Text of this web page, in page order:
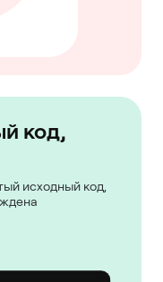
код,
исходный код,